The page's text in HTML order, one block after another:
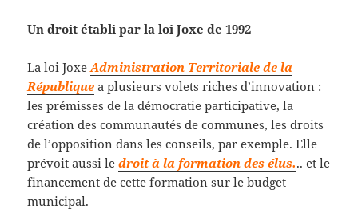
Un droit établi par la loi Joxe de 1992
La loi JoxeAdministration Territoriale de la
République a plusieurs volets riches d’innovation :
les prémisses de la démocratie participative, la
création des communautés de communes, les droits
de l’opposition dans les conseils, par exemple. Elle
prévoit aussi ledroit à la formation des élus... et le
financement de cette formation sur le budget
municipal.